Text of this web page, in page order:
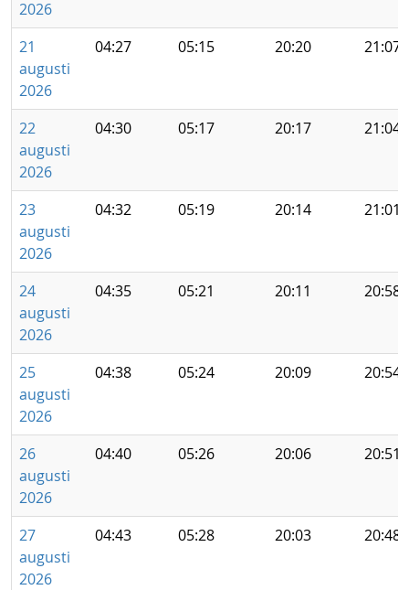
2026
21
augusti
2026
04:27 05:15 20:20 21:07
22
augusti
2026
04:30 05:17 20:17 21:04
23
augusti
2026
04:32 05:19 20:14 21:01
24
augusti
2026
04:35 05:21 20:11 20:58
25
augusti
2026
04:38 05:24 20:09 20:54
26
augusti
2026
04:40 05:26 20:06 20:51
27
augusti
2026
04:43 05:28 20:03 20:48